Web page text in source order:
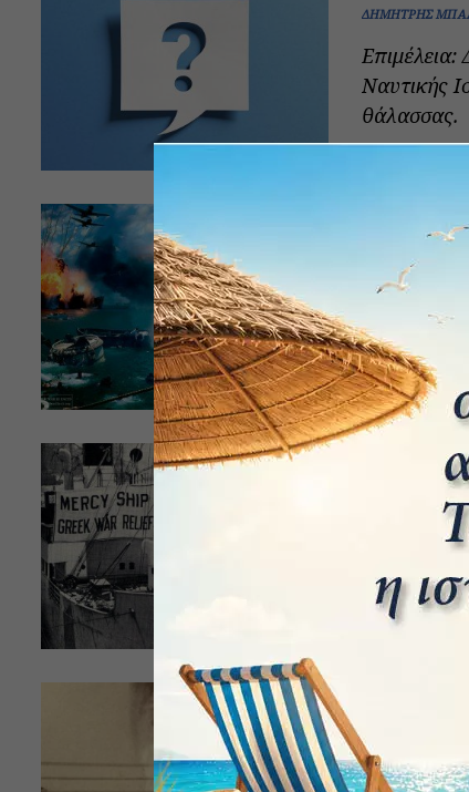
ΔΗΜΉΤΡΗΣ
Ναυτικής
θάλασσας.
Το Περλ
τέχνη.
ΔΗΜΉΤΡΗΣ
Γράφει ο
μέσα του
Τα
ΔΗΜΉΤΡΗΣ
Γράφει ο
ανέλαβε
15
ΔΗΜΉΤΡΗΣ